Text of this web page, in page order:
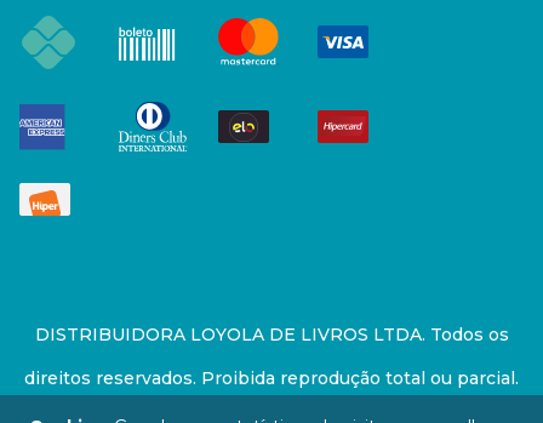
DISTRIBUIDORA LOYOLA DE LIVROS LTDA. Todos os
direitos reservados. Proibida reprodução total ou parcial.